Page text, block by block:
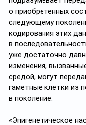
о приобретенных
следующему
кодирования этих
в
уже достаточно
изменения,
средой, могут
гаметные клетки из
в поколение.
«Эпигенетическое